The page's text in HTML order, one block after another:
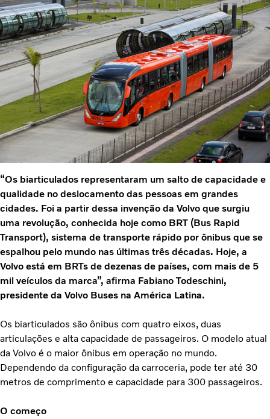
“Os biarticulados representaram um salto de capacidade e
qualidade no deslocamento das pessoas em grandes
cidades. Foi a partir dessa invenção da Volvo que surgiu
uma revolução, conhecida hoje como BRT (Bus Rapid
Transport), sistema de transporte rápido por ônibus que se
espalhou pelo mundo nas últimas três décadas. Hoje, a
Volvo está em BRTs de dezenas de países, com mais de 5
mil veículos da marca”, afirma Fabiano Todeschini,
presidente da Volvo Buses na América Latina.
Os biarticulados são ônibus com quatro eixos, duas
articulações e alta capacidade de passageiros. O modelo atual
da Volvo é o maior ônibus em operação no mundo.
Dependendo da configuração da carroceria, pode ter até 30
metros de comprimento e capacidade para 300 passageiros.
O começo